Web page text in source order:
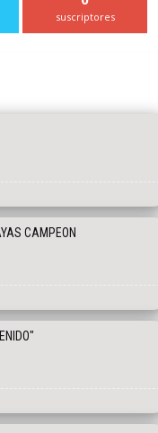
suscriptores
CAMPEON